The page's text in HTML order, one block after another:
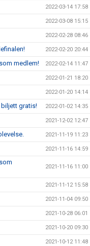
2022-03-14 17:58
2022-03-08 15:15
2022-02-28 08:46
2022-02-20 20:44
medlem! 2022-02-14 11:47
2022-01-21 18:20
2022-01-20 14:14
gratis! 2022-01-02 14:35
2021-12-02 12:47
2021-11-19 11:23
2021-11-16 14:59
2021-11-16 11:00
2021-11-12 15:58
2021-11-04 09:50
2021-10-28 06:01
2021-10-20 09:30
2021-10-12 11:48